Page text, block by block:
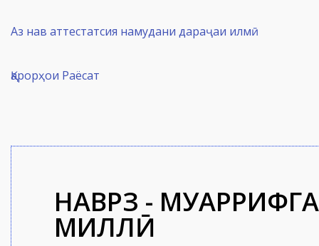
Аз нав аттестатсия намудани дараҷаи илмӣ
Қарорҳои Раёсат
НАВРӮЗ -
МИЛЛӢ